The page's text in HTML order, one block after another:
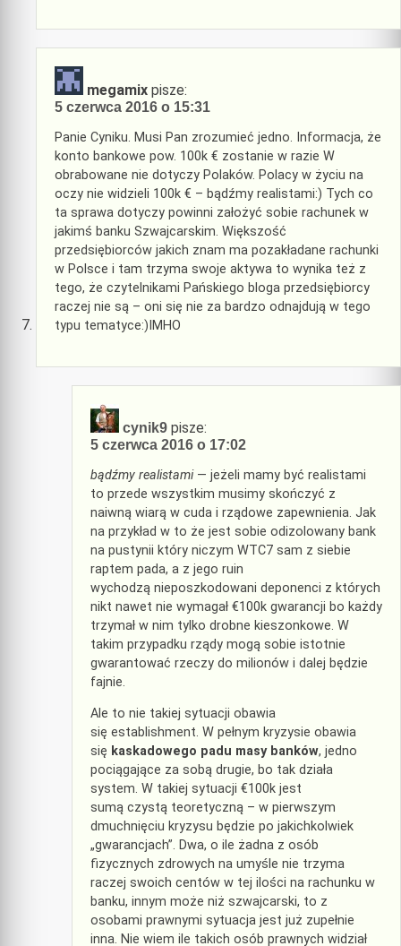
megamix pisze:
5 czerwca 2016 o 15:31
Panie Cyniku. Musi Pan zrozumieć jedno. Informacja, że
konto bankowe pow. 100k € zostanie w razie W
obrabowane nie dotyczy Polaków. Polacy w życiu na
oczy nie widzieli 100k € – bądźmy realistami:) Tych co
ta sprawa dotyczy powinni założyć sobie rachunek w
jakimś banku Szwajcarskim. Większość
przedsiębiorców jakich znam ma pozakładane rachunki
w Polsce i tam trzyma swoje aktywa to wynika też z
tego, że czytelnikami Pańskiego bloga przedsiębiorcy
raczej nie są – oni się nie za bardzo odnajdują w tego
typu tematyce:)IMHO
cynik9 pisze:
5 czerwca 2016 o 17:02
bądźmy realistami— jeżeli mamy być realistami
to przede wszystkim musimy skończyć z
naiwną wiarą w cuda i rządowe zapewnienia. Jak
na przykład w to że jest sobie odizolowany bank
na pustynii który niczym WTC7 sam z siebie
raptem pada, a z jego ruin
wychodzą nieposzkodowani deponenci z których
nikt nawet nie wymagał €100k gwarancji bo każdy
trzymał w nim tylko drobne kieszonkowe. W
takim przypadku rządy mogą sobie istotnie
gwarantować rzeczy do milionów i dalej będzie
fajnie.
Ale to nie takiej sytuacji obawia
się establishment. W pełnym kryzysie obawia
się kaskadowego padu masy banków, jedno
pociągające za sobą drugie, bo tak działa
system. W takiej sytuacji €100k jest
sumą czystą teoretyczną – w pierwszym
dmuchnięciu kryzysu będzie po jakichkolwiek
„gwarancjach”. Dwa, o ile żadna z osób
fizycznych zdrowych na umyśle nie trzyma
raczej swoich centów w tej ilości na rachunku w
banku, innym może niż szwajcarski, to z
osobami prawnymi sytuacja jest już zupełnie
inna. Nie wiem ile takich osób prawnych widział